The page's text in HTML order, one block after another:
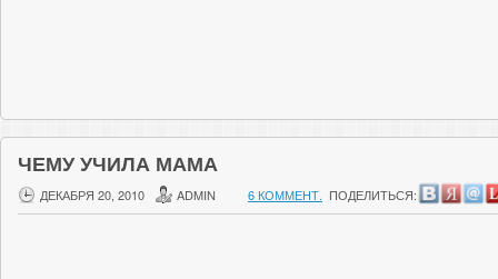
ЧЕМУ УЧИЛА МАМА
ДЕКАБРЯ 20, 2010 ADMIN 6 КОММЕНТ. ПОДЕЛИТЬСЯ: